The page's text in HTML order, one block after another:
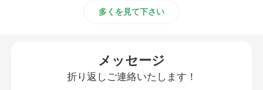
多くを見て下さい
メッセージ
折り返しご連絡いたします！